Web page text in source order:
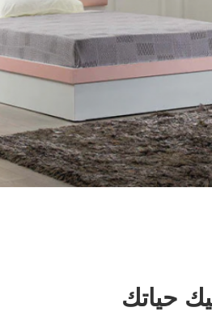
حياتك